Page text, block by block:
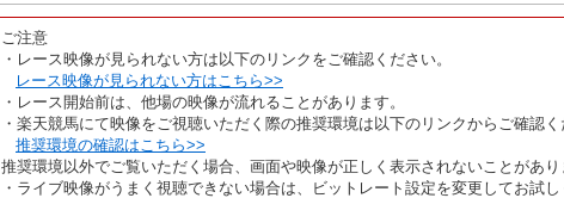
ご注意
・レース映像が見られない方は以下のリンクをご確認ください。
レース映像が見られない方はこちら>>
・レース開始前は、他場の映像が流れることがあります。
・楽天競馬にて映像をご視聴いただく際の推奨環境は以下のリンクからご確認く
推奨環境の確認はこちら>>
推奨環境以外でご覧いただく場合、画面や映像が正しく表示されないことがあり
・ライブ映像がうまく視聴できない場合は、ビットレート設定を変更してお試し